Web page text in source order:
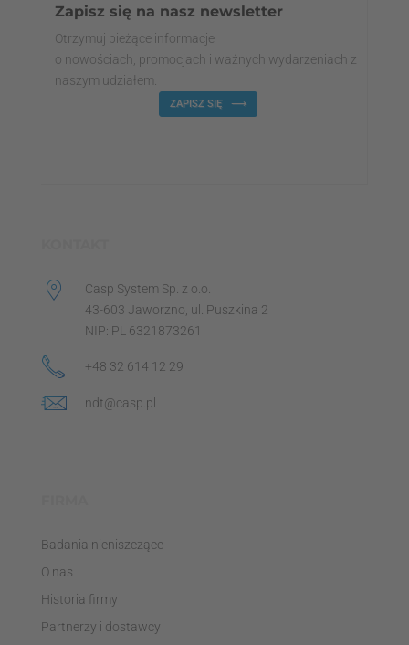
Zapisz się na nasz newsletter
Otrzymuj bieżące informacje
o nowościach, promocjach i ważnych wydarzeniach z
naszym udziałem.
ZAPISZ SIĘ
Casp System Sp. z o.o.
43-603 Jaworzno, ul. Puszkina 2
NIP: PL 6321873261
+48 32 614 12 29
ndt@casp.pl
Badania nieniszczące
O nas
Historia firmy
Partnerzy i dostawcy